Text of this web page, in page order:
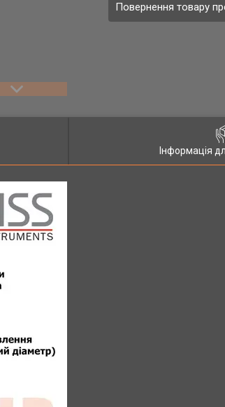
повернення товару
Інформація